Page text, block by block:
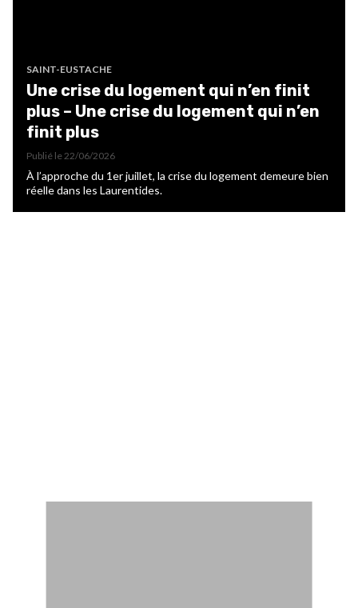
SAINT-EUSTACHE
Une crise du logement qui n’en finit
plus – Une crise du logement qui n’en
finit plus
Publié le 22/06/2026
À l’approche du 1er juillet, la crise du logement demeure bien
réelle dans les Laurentides.